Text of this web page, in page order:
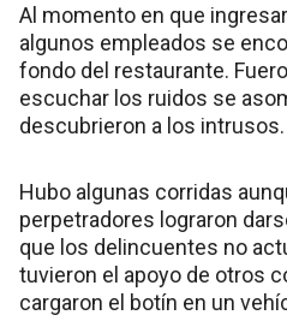
Al momento en que
algunos empleados se
fondo del restaurante.
escuchar los ruidos se
descubrieron a los intrusos.
Hubo algunas corridas
perpetradores lograron
que los delincuentes no
tuvieron el apoyo de otros
cargaron el botín en un